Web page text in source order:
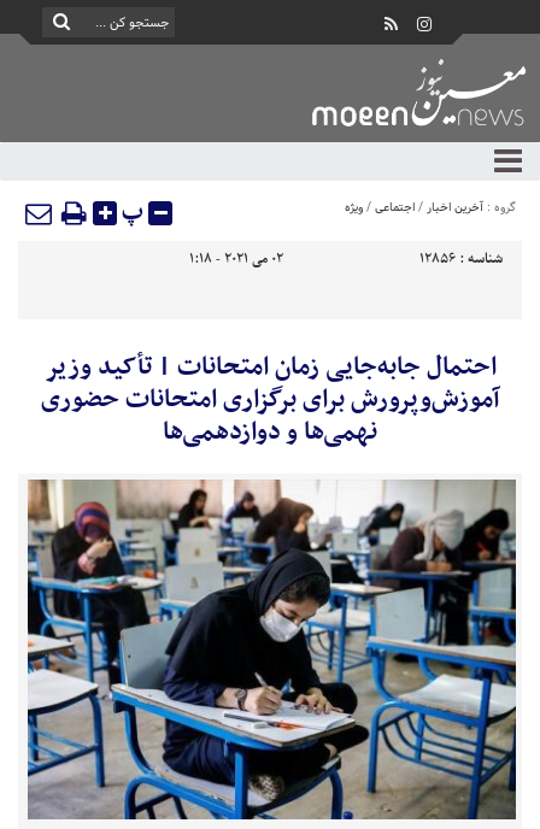
گروه : آخرین اخبار/اجتماعی/ویژه پ
شناسه : 12856 02 می 2021 - 1:18
احتمال جابه‌جایی زمان امتحانات | تأکید وزیر
آموزش‌وپرورش برای برگزاری امتحانات حضوری
نهمی‌ها و دوازدهمی‌ها